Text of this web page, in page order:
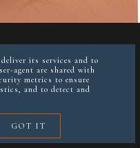
INSTAGRAM
SMAKI
its services and to
agent are shared with
metrics to ensure
and to detect and
GOT IT